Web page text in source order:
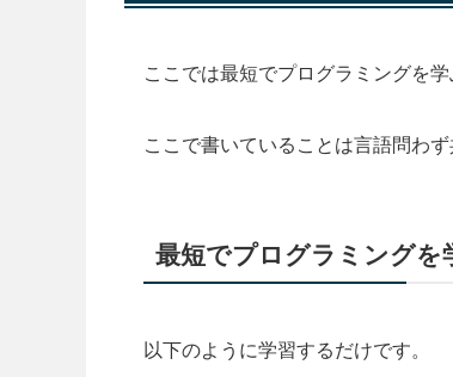
次の章で解説していきます！
もちろんいると思
最短でプログラミングを